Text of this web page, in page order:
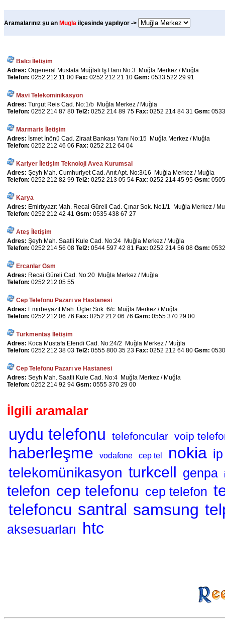
Aramalarınız şu an Mugla ilçesinde yapılıyor ->
Balcı İletişim
Adres: Orgeneral Mustafa Muğlalı İş Hanı No:3 Muğla Merkez / Muğla
Telefon: 0252 212 11 00 Fax: 0252 212 21 10 Gsm: 0533 522 29 91
Mavi Telekominikasyon
Adres: Turgut Reis Cad. No:1/b Muğla Merkez / Muğla
Telefon: 0252 214 87 80 Tel2: 0252 214 89 75 Fax: 0252 214 84 31 Gsm:
Marmaris İletişim
Adres: İsmet İnönü Cad. Ziraat Bankası Yanı No:15 Muğla Merkez / Muğla
Telefon: 0252 212 46 06 Fax: 0252 212 64 04
Kariyer İletişim Teknoloji Avea Kurumsal
Adres: Şeyh Mah. Cumhuriyet Cad. Anıt Apt. No:3/16 Muğla Merkez / Muğla
Telefon: 0252 212 82 99 Tel2: 0252 213 05 54 Fax: 0252 214 45 95 Gsm:
Karya
Adres: Emirbyazıt Mah. Recai Güreli Cad. Çınar Sok. No1/1 Muğla Merkez /
Telefon: 0252 212 42 41 Gsm: 0535 438 67 27
Ateş İletişim
Adres: Şeyh Mah. Saatli Kule Cad. No:24 Muğla Merkez / Muğla
Telefon: 0252 214 56 08 Tel2: 0544 597 42 81 Fax: 0252 214 56 08 Gsm:
Ercanlar Gsm
Adres: Recai Güreli Cad. No:20 Muğla Merkez / Muğla
Telefon: 0252 212 05 55
Cep Telefonu Pazarı ve Hastanesi
Adres: Emirbeyazıt Mah. Üçler Sok. 6/c Muğla Merkez / Muğla
Telefon: 0252 212 06 76 Fax: 0252 212 06 76 Gsm: 0555 370 29 00
Türkmentaş İletişim
Adres: Koca Mustafa Efendi Cad. No:24/2 Muğla Merkez / Muğla
Telefon: 0252 212 38 03 Tel2: 0555 800 35 23 Fax: 0252 212 64 80 Gsm:
Cep Telefonu Pazarı ve Hastanesi
Adres: Seyh Mah. Saatli Kule Cad. No:4 Muğla Merkez / Muğla
Telefon: 0252 214 92 94 Gsm: 0555 370 29 00
İlgili aramalar
uydu telefonu telefoncular voip
haberleşme vodafone cep tel nokia
telekomünikasyon turkcell genpa
telefon cep telefonu cep telefon
telefoncu santral samsung
aksesuarları htc